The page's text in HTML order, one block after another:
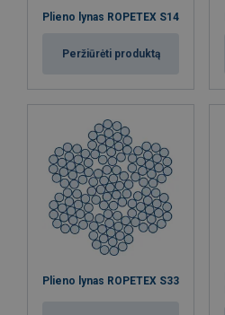
Plieno lynas ROPETEX S14
Peržiūrėti produktą
Plieno lynas ROPETEX S33